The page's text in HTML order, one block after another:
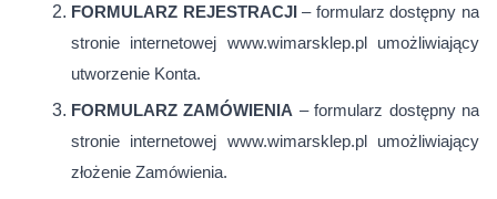
FORMULARZ REJESTRACJI – formularz dostępny na
stronie internetowej www.wimarsklep.pl umożliwiający
utworzenie Konta.
FORMULARZ ZAMÓWIENIA – formularz dostępny na
stronie internetowej www.wimarsklep.pl umożliwiający
złożenie Zamówienia.